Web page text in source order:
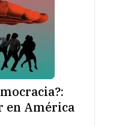
en América